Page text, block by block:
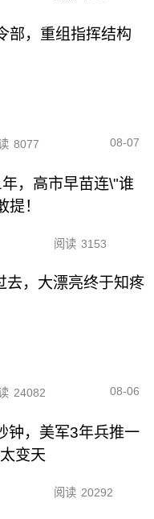
部，重组指挥结构
8077 08-07
，高市早苗连\"谁
提！
阅读 3153
去，大漂亮终于知疼
24082 08-06
钟，美军3年兵推一
变天
阅读 20292